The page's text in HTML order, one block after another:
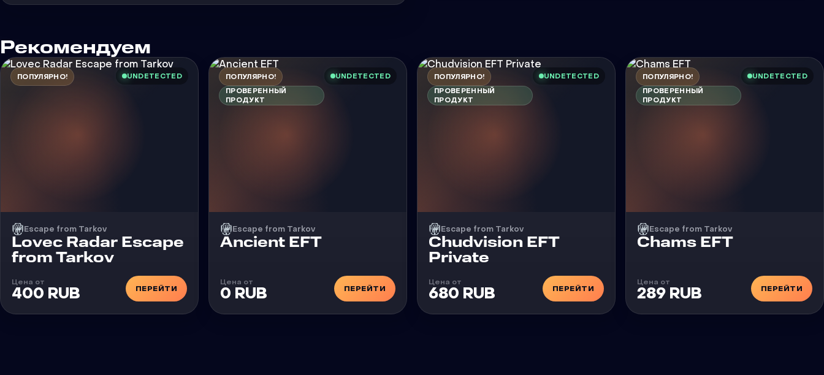
Рекомендуем
ПОПУЛЯРНО! UNDETECTED
Escape from Tarkov
Чит
Lovec Radar Escape
from Tarkov
Цена от
400 RUB ПЕРЕЙТИ
ПОПУЛЯРНО!
ПРОВЕРЕННЫЙ
ПРОДУКТ
UNDETECTED
Escape from Tarkov
Чит
Ancient EFT
Цена от
0 RUB ПЕРЕЙТИ
ПОПУЛЯРНО!
ПРОВЕРЕННЫЙ
ПРОДУКТ
UNDETECTED
Escape from Tarkov
Чит
Chudvision EFT
Private
Цена от
680 RUB ПЕРЕЙТИ
ПОПУЛЯРНО!
ПРОВЕРЕННЫЙ
ПРОДУКТ
UNDETECTED
Escape from Tarkov
Чит
Chams EFT
Цена от
289 RUB ПЕРЕЙТИ